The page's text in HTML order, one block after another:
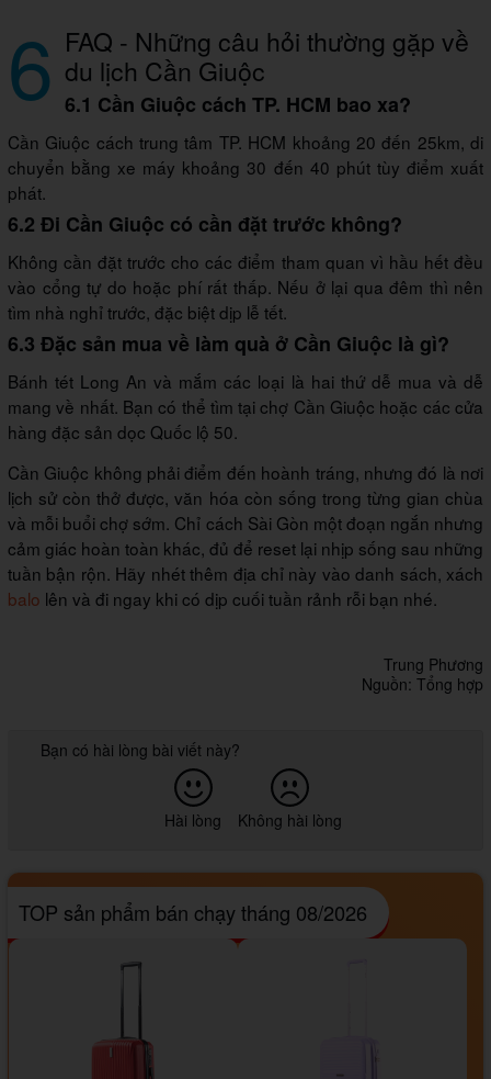
6 FAQ - Những câu hỏi thường gặp về
du lịch Cần Giuộc
6.1 Cần Giuộc cách TP. HCM bao xa?
Cần Giuộc cách trung tâm TP. HCM khoảng 20 đến 25km, di
chuyển bằng xe máy khoảng 30 đến 40 phút tùy điểm xuất
phát.
6.2 Đi Cần Giuộc có cần đặt trước không?
Không cần đặt trước cho các điểm tham quan vì hầu hết đều
vào cổng tự do hoặc phí rất thấp. Nếu ở lại qua đêm thì nên
tìm nhà nghỉ trước, đặc biệt dịp lễ tết.
6.3 Đặc sản mua về làm quà ở Cần Giuộc là gì?
Bánh tét Long An và mắm các loại là hai thứ dễ mua và dễ
mang về nhất. Bạn có thể tìm tại chợ Cần Giuộc hoặc các cửa
hàng đặc sản dọc Quốc lộ 50.
Cần Giuộc không phải điểm đến hoành tráng, nhưng đó là nơi
lịch sử còn thở được, văn hóa còn sống trong từng gian chùa
và mỗi buổi chợ sớm. Chỉ cách Sài Gòn một đoạn ngắn nhưng
cảm giác hoàn toàn khác, đủ để reset lại nhịp sống sau những
tuần bận rộn. Hãy nhét thêm địa chỉ này vào danh sách, xách
balo lên và đi ngay khi có dịp cuối tuần rảnh rỗi bạn nhé.
Trung Phương
Nguồn: Tổng hợp
Bạn có hài lòng bài viết này?
Hài lòng Không hài lòng
TOP sản phẩm bán chạy tháng 08/2026